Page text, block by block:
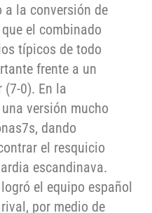
a la conversión de
el combinado
típicos de todo
frente a un
(7-0). En la
versión mucho
dando
el resquicio
escandinava.
el equipo español
por medio de